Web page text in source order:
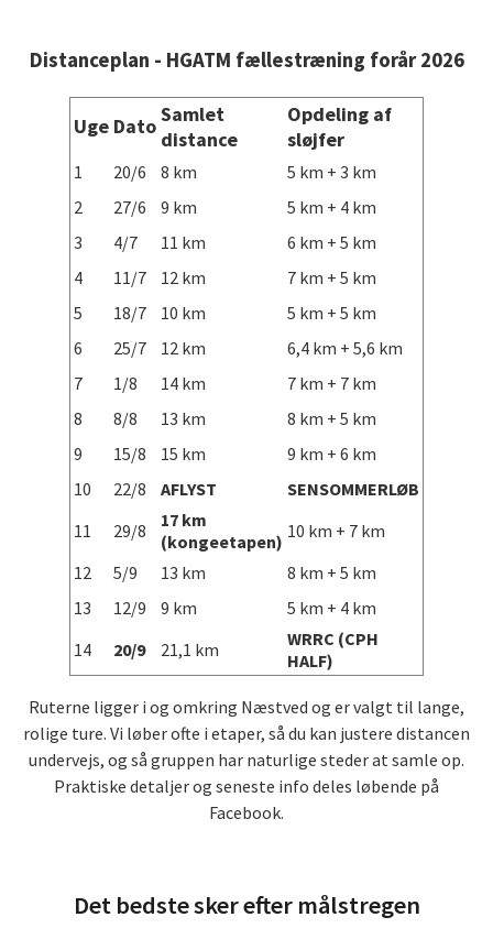
Distanceplan - HGATM fællestræning forår 2026
Uge DatoSamlet
distance
Opdeling af
sløjfer
1 20/6 8 km
5 km + 3 km
2
27/6 9 km
5 km + 4 km
3
4/7 11 km
6 km + 5 km
4
11/7 12 km
7 km + 5 km
5
18/7 10 km
5 km + 5 km
6
25/7 12 km
6,4 km + 5,6 km
7
1/8 14 km
7 km + 7 km
8
8/8 13 km
8 km + 5 km
9
15/8 15 km
9 km + 6 km
10
22/8 AFLYST
SENSOMMERLØB
11
29/8
17 km
(kongeetapen) 10 km + 7 km
12
5/9 13 km
8 km + 5 km
13
12/9 9 km
5 km + 4 km
14
20/9 21,1 km
WRRC (CPH
HALF)
Ruterne ligger i og omkring Næstved og er valgt til lange,
rolige ture. Vi løber ofte i etaper, så du kan justere distancen
undervejs, og så gruppen har naturlige steder at samle op.
Praktiske detaljer og seneste info deles løbende på
Facebook.
Det bedste sker efter målstregen